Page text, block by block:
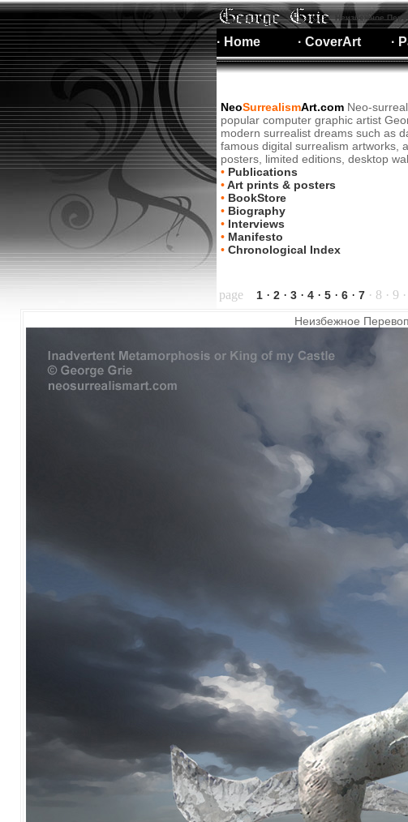
Неизбежное
· Home · CoverArt ·
NeoSurrealismArt.com Neo-
popular computer graphic artist
modern surrealist dreams such as
famous digital surrealism artworks,
posters, limited editions, desktop
• Publications
•Art prints & posters
• BookStore
• Biography
• Interviews
• Manifesto
• Chronological Index
page 1 · 2 · 3 · 4 · 5 · 6 · 7 · 8 · 9
Неизбежное